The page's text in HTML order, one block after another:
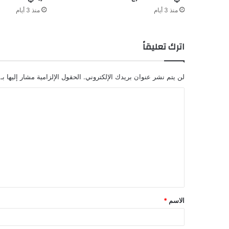
منذ 3 أيام منذ 3 أيام
اترك تعليقاً
لن يتم نشر عنوان بريدك الإلكتروني. الحقول الإلزامية مشار إليها بـ
ق
*
الاسم *